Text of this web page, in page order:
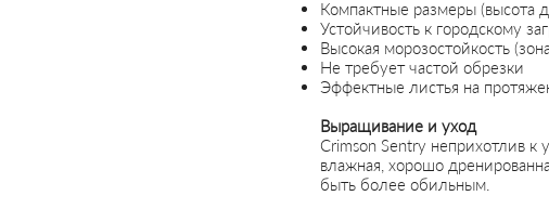
Компактные размеры (высота
Устойчивость к городскому
Высокая морозостойкость
Не требует частой обрезки
Эффектные листья на
Выращивание и уход
Crimson Sentry неприхотлив
влажная, хорошо
быть более обильным.